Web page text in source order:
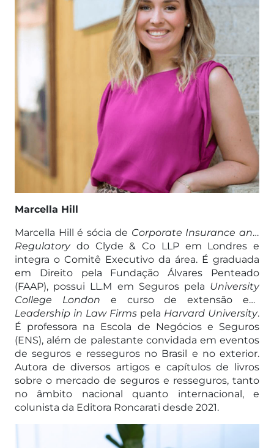
Marcella Hill
Marcella Hill é sócia de Corporate Insurance and
Regulatorydo Clyde & Co LLP em Londres e
integra o Comitê Executivo da área. É graduada
em Direito pela Fundação Álvares Penteado
(FAAP), possui LL.M em Seguros pela University
College London e curso de extensão em
Leadership in Law Firms pela Harvard University.
É professora na Escola de Negócios e Seguros
(ENS), além de palestante convidada em eventos
de seguros e resseguros no Brasil e no exterior.
Autora de diversos artigos e capítulos de livros
sobre o mercado de seguros e resseguros, tanto
no âmbito nacional quanto internacional, e
colunista da Editora Roncarati desde 2021.